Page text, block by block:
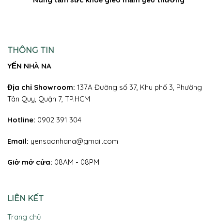
THÔNG TIN
YẾN NHÀ NA
Địa chỉ Showroom: 137A Đường số 37, Khu phố 3, Phường
Tân Quy, Quận 7, TP.HCM
Hotline: 0902 391 304
Email: yensaonhana@gmail.com
Giờ mở cửa: 08AM - 08PM
LIÊN KẾT
Trang chủ